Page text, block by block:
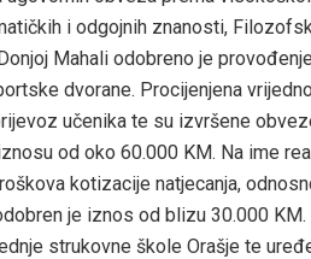
i odgojnih znanosti,
Mahali odobreno je
dvorane. Procijenjena
učenika te su izvršene
od oko 60.000 KM. Na ime
kotizacije natjecanja,
je iznos od blizu 30.000 KM.
strukovne škole Orašje te